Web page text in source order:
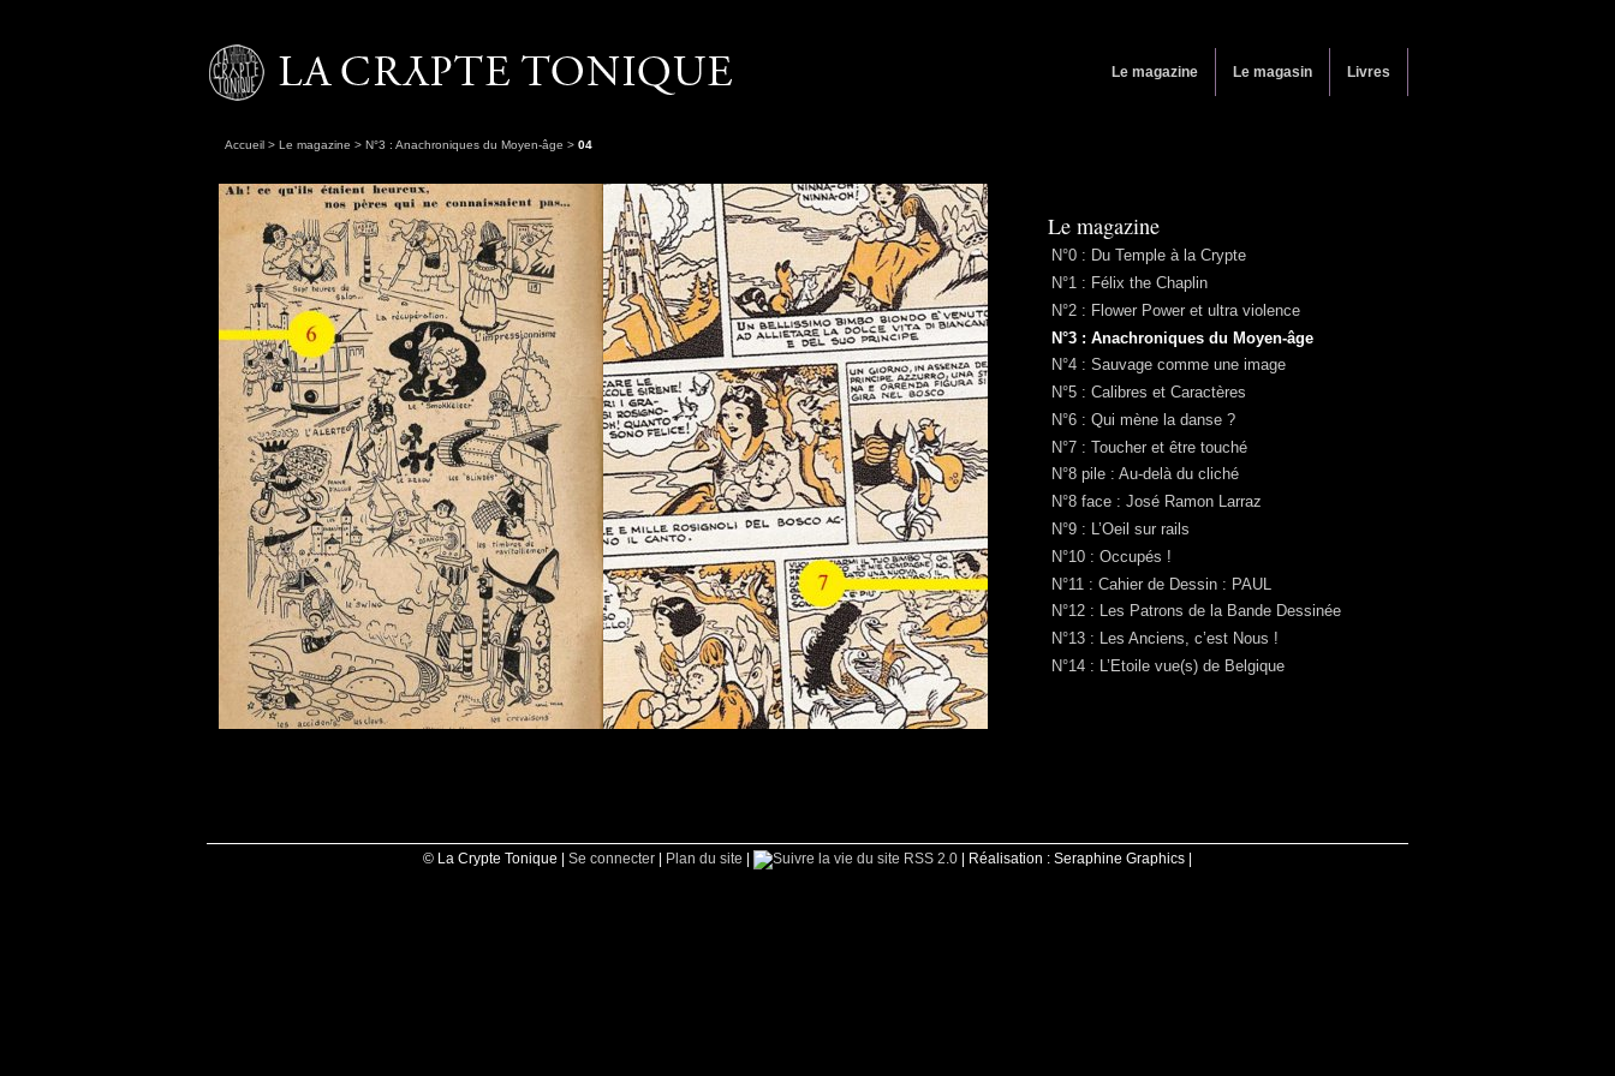
Le magazine Le magasin Livres
Accueil > Le magazine > N°3 : Anachroniques du Moyen-âge > 04
Le magazine
N°0 : Du Temple à la Crypte
N°1 : Félix the Chaplin
N°2 : Flower Power et ultra violence
N°3 : Anachroniques du Moyen-âge
N°4 : Sauvage comme une image
N°5 : Calibres et Caractères
N°6 : Qui mène la danse ?
N°7 : Toucher et être touché
N°8 pile : Au-delà du cliché
N°8 face : José Ramon Larraz
N°9 : L’Oeil sur rails
N°10 : Occupés !
N°11 : Cahier de Dessin : PAUL
N°12 : Les Patrons de la Bande Dessinée
N°13 : Les Anciens, c’est Nous !
N°14 : L’Etoile vue(s) de Belgique
© La Crypte Tonique | Se connecter | Plan du site | RSS 2.0 | Réalisation : Seraphine Graphics |